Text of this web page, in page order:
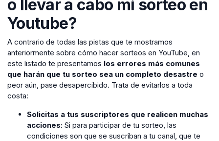
o llevar a cabo mi sorteo en
Youtube?
A contrario de todas las pistas que te mostramos
anteriormente sobre cómo hacer sorteos en YouTube, en
este listado te presentamos los errores más comunes
que harán que tu sorteo sea un completo desastre o
peor aún, pase desapercibido. Trata de evitarlos a toda
costa:
Solicitas a tus suscriptores que realicen muchas
acciones: Si para participar de tu sorteo, las
condiciones son que se suscriban a tu canal, que te